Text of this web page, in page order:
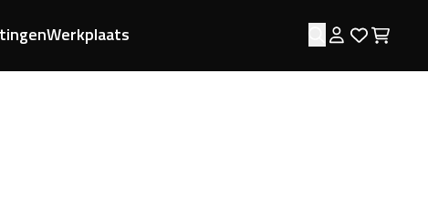
Werkplaats Zoeken
Log in